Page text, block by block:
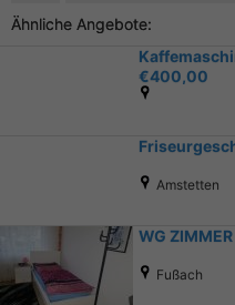
Ähnliche Angebote:
€400,00
Amstetten
WG
Fußach